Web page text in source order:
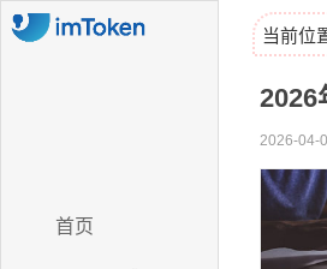
首页
当前位
2026
2026-04-